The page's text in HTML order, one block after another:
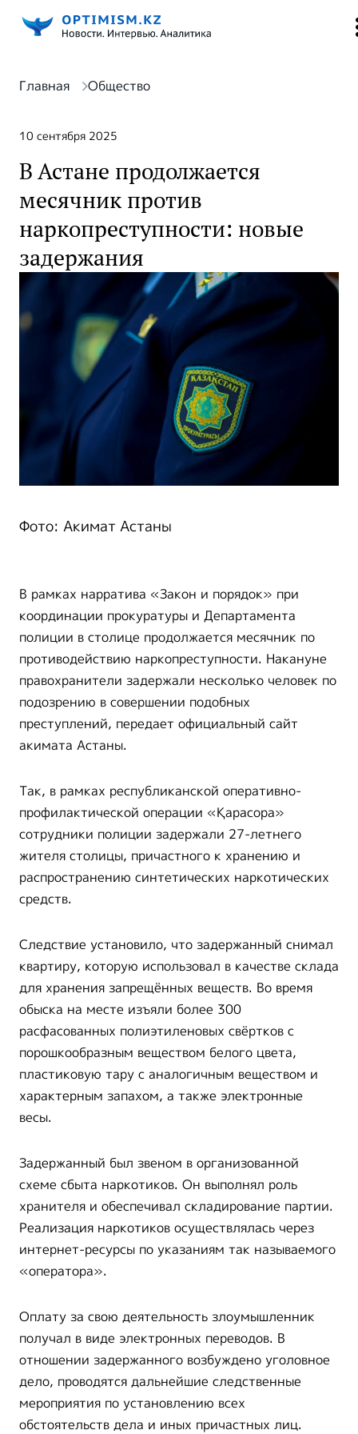
Главная Общество
10 сентября 2025
В Астане продолжается
месячник против
наркопреступности: новые
задержания
Фото: Акимат Астаны
В рамках нарратива «Закон и порядок» при
координации прокуратуры и Департамента
полиции в столице продолжается месячник по
противодействию наркопреступности. Накануне
правохранители задержали несколько человек по
подозрению в совершении подобных
преступлений, передает официальный сайт
акимата Астаны.
Так, в рамках республиканской оперативно-
профилактической операции «Қарасора»
сотрудники полиции задержали 27-летнего
жителя столицы, причастного к хранению и
распространению синтетических наркотических
средств.
Следствие установило, что задержанный снимал
квартиру, которую использовал в качестве склада
для хранения запрещённых веществ. Во время
обыска на месте изъяли более 300
расфасованных полиэтиленовых свёртков с
порошкообразным веществом белого цвета,
пластиковую тару с аналогичным веществом и
характерным запахом, а также электронные
весы.
Задержанный был звеном в организованной
схеме сбыта наркотиков. Он выполнял роль
хранителя и обеспечивал складирование партии.
Реализация наркотиков осуществлялась через
интернет-ресурсы по указаниям так называемого
«оператора».
Оплату за свою деятельность злоумышленник
получал в виде электронных переводов. В
отношении задержанного возбуждено уголовное
дело, проводятся дальнейшие следственные
мероприятия по установлению всех
обстоятельств дела и иных причастных лиц.